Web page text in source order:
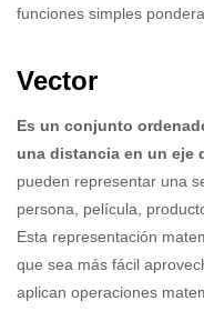
funciones simples
Vector
Es un conjunto
una distancia en un eje
pueden representar una
persona, película,
Esta representación
que sea más fácil
aplican operaciones